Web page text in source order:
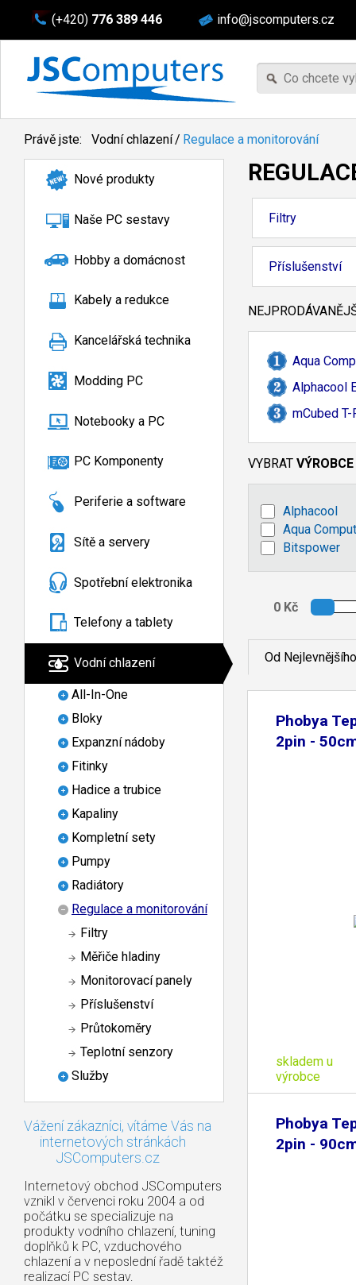
(+420) 776 389 446 info@jscomputers.cz
Právě jste: Vodní chlazení/ Regulace a monitorování
Nové produkty
Naše PC sestavy
Hobby a domácnost
Kabely a redukce
Kancelářská technika
Modding PC
Notebooky a PC
PC Komponenty
Periferie a software
Sítě a servery
Spotřební elektronika
Telefony a tablety
Vodní chlazení
All-In-One
Bloky
Expanzní nádoby
Fitinky
Hadice a trubice
Kapaliny
Kompletní sety
Pumpy
Radiátory
Regulace a monitorování
Filtry
Měřiče hladiny
Monitorovací panely
Příslušenství
Průtokoměry
Teplotní senzory
Služby
Vážení zákazníci, vítáme Vás na
internetových stránkách
JSComputers.cz
Internetový obchod JSComputers
vznikl v červenci roku 2004 a od
počátku se specializuje na
produkty vodního chlazení, tuning
doplňků k PC, vzduchového
chlazení a v neposlední řadě taktéž
realizací PC sestav.
Filtry
Příslušenství
Aqua
Alphacool
mCubed T-
VYBRAT VÝROBCE
Alphacool
Aqua
Bitspower
Od Nejlevnějšího
Phobya
2pin -
skladem u
výrobce
Phobya
2pin -